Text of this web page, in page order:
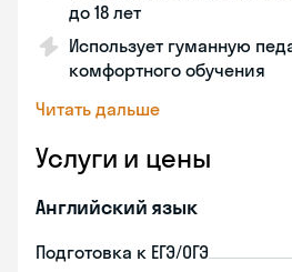
до 18 лет
Использует гуманную
комфортного обучения
Читать дальше
Услуги и цены
Английский язык
Подготовка к ЕГЭ/ОГЭ